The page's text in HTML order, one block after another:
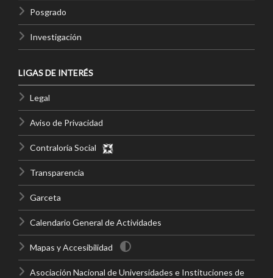
Posgrado
Investigación
LIGAS DE INTERÉS
Legal
Aviso de Privacidad
Contraloría Social
Transparencia
Garceta
Calendario General de Actividades
Mapas y Accesibilidad
Asociación Nacional de Universidades e Instituciones de